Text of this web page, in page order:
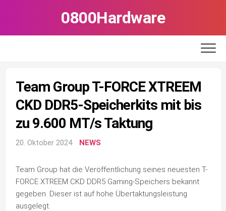
0800Hardware
Team Group T-FORCE XTREEM
CKD DDR5-Speicherkits mit bis
zu 9.600 MT/s Taktung
20. Oktober 2024 NEWS
Team Group hat die Veröffentlichung seines neuesten T-
FORCE XTREEM CKD DDR5 Gaming-Speichers bekannt
gegeben. Dieser ist auf hohe Übertaktungsleistung
ausgelegt.